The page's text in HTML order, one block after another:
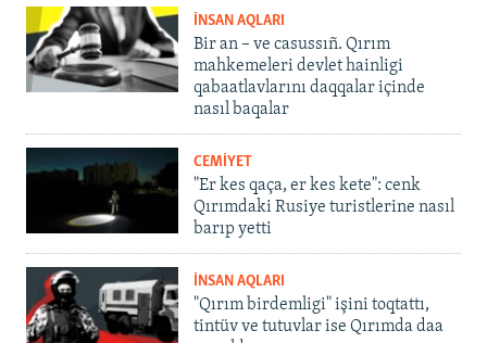
İNSAN AQLARI
Bir an – ve casussıñ. Qırım
mahkemeleri devlet hainligi
qabaatlavlarını daqqalar içinde
nasıl baqalar
CEMİYET
"Er kes qaça, er kes kete": cenk
Qırımdaki Rusiye turistlerine nasıl
barıp yetti
İNSAN AQLARI
"Qırım birdemligi" işini toqtattı,
tintüv ve tutuvlar ise Qırımda daa